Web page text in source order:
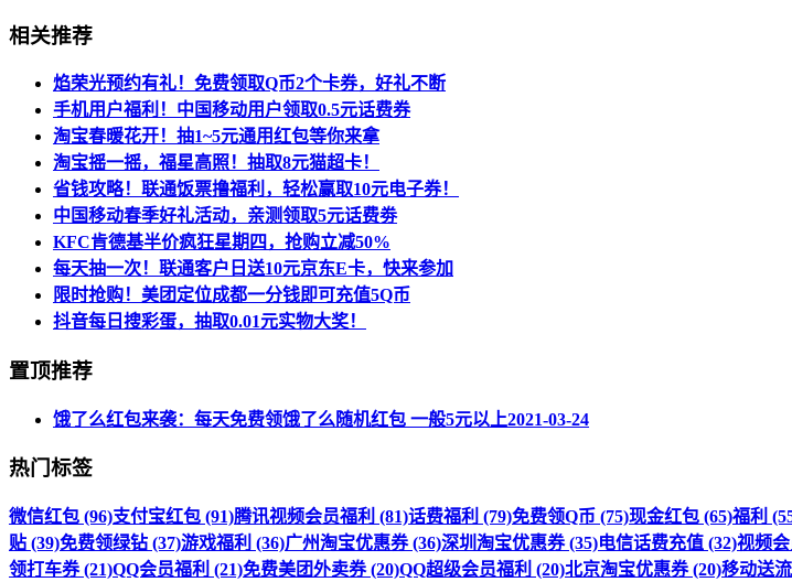
相关推荐
焰荣光预约有礼！免费领取Q币2个卡券，好礼不断
手机用户福利！中国移动用户领取0.5元话费券
淘宝春暖花开！抽1~5元通用红包等你来拿
淘宝摇一摇，福星高照！抽取8元猫超卡！
省钱攻略！联通饭票撸福利，轻松赢取10元电子券！
中国移动春季好礼活动，亲测领取5元话费劵
KFC肯德基半价疯狂星期四，抢购立减50%
每天抽一次！联通客户日送10元京东E卡，快来参加
限时抢购！美团定位成都一分钱即可充值5Q币
抖音每日搜彩蛋，抽取0.01元实物大奖！
置顶推荐
饿了么红包来袭：每天免费领饿了么随机红包 一般5元以上2021-03-24
热门标签
微信红包 (96)支付宝红包 (91)腾讯视频会员福利 (81)话费福利 (79)免费领Q币 (75)现金红包 (65)福利
贴 (39)免费领绿钻 (37)游戏福利 (36)广州淘宝优惠券 (36)深圳淘宝优惠券 (35)电信话费充值 (32)视频
领打车券 (21)QQ会员福利 (21)免费美团外卖券 (20)QQ超级会员福利 (20)北京淘宝优惠券 (20)移动送